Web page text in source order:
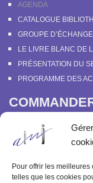
Pour offrir les
telles que les cookies
AGENDA
CATALOGUE
GROUPE
LE LIVRE BLANC DE
PRÉSENTATION DU
PROGRAMME DES
SOUTENIR
COMMANDER OU
“MÉTAPSYCHIQUE”